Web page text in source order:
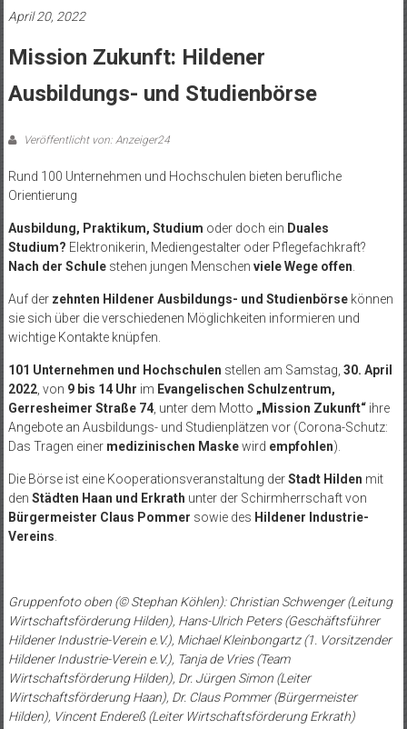
April 20, 2022
Mission Zukunft: Hildener
Ausbildungs- und Studienbörse
Veröffentlicht von: Anzeiger24
Rund 100 Unternehmen und Hochschulen bieten berufliche
Orientierung
Ausbildung, Praktikum, Studium oder doch ein Duales
Studium? Elektronikerin, Mediengestalter oder Pflegefachkraft?
Nach der Schulestehen jungen Menschen viele Wege offen
Auf der zehnten Hildener Ausbildungs- und Studienbörsekönnen
sie sich über die verschiedenen Möglichkeiten informieren und
wichtige Kontakte knüpfen.
101 Unternehmen und Hochschulen stellen am Samstag, 30. April
2022, von 9 bis 14 Uhr im Evangelischen Schulzentrum,
Gerresheimer Straße 74, unter dem Motto „Mission Zukunft“ihre
Angebote an Ausbildungs- und Studienplätzen vor (Corona-Schutz:
Das Tragen einer medizinischen Maskewird empfohlen).
Die Börse ist eine Kooperationsveranstaltung derStadt Hilden mit
den Städten Haan und Erkrath unter der Schirmherrschaft von
Bürgermeister Claus Pommer sowie des Hildener Industrie-
Vereins
Gruppenfoto oben (© Stephan Köhlen): Christian Schwenger (Leitung
Wirtschaftsförderung Hilden), Hans-Ulrich Peters (Geschäftsführer
Hildener Industrie-Verein e.V.), Michael Kleinbongartz (1. Vorsitzender
Hildener Industrie-Verein e.V.), Tanja de Vries (Team
Wirtschaftsförderung Hilden), Dr. Jürgen Simon (Leiter
Wirtschaftsförderung Haan), Dr. Claus Pommer (Bürgermeister
Hilden), Vincent Endereß (Leiter Wirtschaftsförderung Erkrath)